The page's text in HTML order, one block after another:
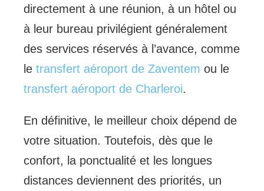
directement à une réunion, à un hôtel ou
à leur bureau privilégient généralement
des services réservés à l’avance, comme
le transfert aéroport de Zaventem ou le
transfert aéroport de Charleroi.
En définitive, le meilleur choix dépend de
votre situation. Toutefois, dès que le
confort, la ponctualité et les longues
distances deviennent des priorités, un